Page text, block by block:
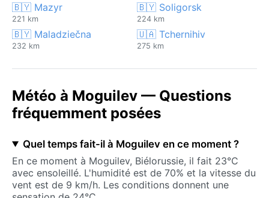
🇧🇾 Mazyr
221 km
🇧🇾 Soligorsk
224 km
🇧🇾 Maladziečna
232 km
🇺🇦 Tchernihiv
275 km
Météo à Moguilev — Questions
fréquemment posées
Quel temps fait-il à Moguilev en ce moment ?
En ce moment à Moguilev, Biélorussie, il fait 23°C
avec ensoleillé. L'humidité est de 70% et la vitesse du
vent est de 9 km/h. Les conditions donnent une